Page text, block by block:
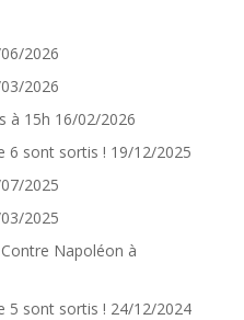
2026
2026
à 15h 16/02/2026
6 sont sortis ! 19/12/2025
2025
2025
Napoléon à
5 sont sortis ! 24/12/2024